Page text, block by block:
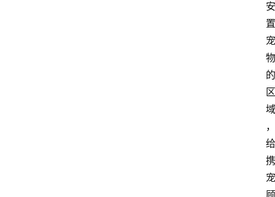
安
置
宠
物
的
区
域
，
给
携
宠
顾